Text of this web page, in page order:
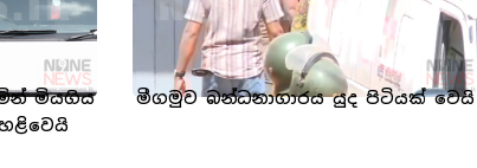
මියගිය
මීගමුව බන්ධනාගාරය යුද පිටියක් වෙයි